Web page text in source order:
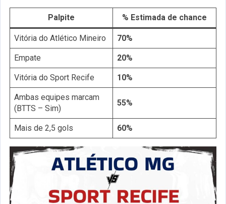
Palpite % Estimada de chance
Vitória do Atlético Mineiro 70%
Empate 20%
Vitória do Sport Recife 10%
Ambas equipes marcam
(BTTS – Sim)
55%
Mais de 2,5 gols 60%